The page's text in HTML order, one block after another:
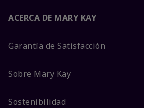
ACERCA DE MARY KAY
Garantía de Satisfacción
Sobre Mary Kay
Sostenibilidad